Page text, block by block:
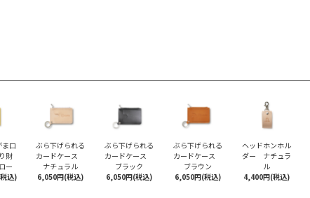
ま口
財
ー
込)
ぶら下げられる
カードケース
ナチュラル
6,050円(税込)
ぶら下げられる
カードケース
ブラック
6,050円(税込)
ぶら下げられる
カードケース
ブラウン
6,050円(税込)
ヘッドホンホル
ダー ナチュラ
ル
4,400円(税込)